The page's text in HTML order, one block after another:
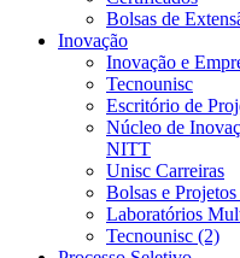
Bolsas de
Inovação
Inovação e
Tecnounisc
Escritório de
Núcleo de
NITT
Unisc Carreiras
Bolsas e
Laboratórios
Tecnounisc (2)